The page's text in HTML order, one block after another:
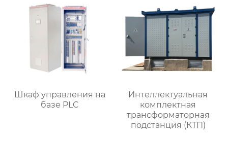
Шкаф управления на
базе PLC
Интеллектуальная
комплектная
трансформаторная
подстанция (КТП)